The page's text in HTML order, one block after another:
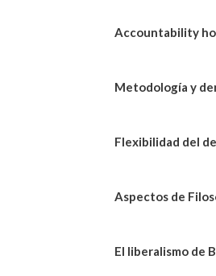
Accountability
Metodología y
Flexibilidad del
Aspectos de
El liberalismo de